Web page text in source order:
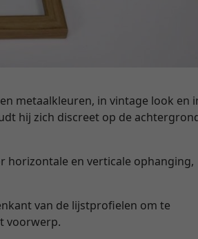
metaalkleuren, in vintage look en
hij zich discreet op de
horizontale en verticale ophanging,
van de lijstprofielen om te
voorwerp.